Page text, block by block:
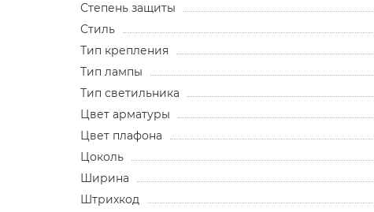
Степень защиты
Стиль
Тип крепления
Тип лампы
Тип светильника
Цвет арматуры
Цвет плафона
Цоколь
Ширина
Штрихкод